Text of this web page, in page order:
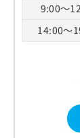
9:00～
14:00～